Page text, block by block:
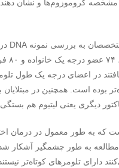
مشخصه کروموزوم‌ها و نشان
به بررسی نمونه DNA
در اعضای درجه یک طول
بوده است. همچنین در مبتلایان
دیگری یعنی لیتیوم هم بستگی
که به طور معمول در درمان
به طور چشمگیر آشکار شد
دارای تلومرهای کوتاه‌تر نیستند.